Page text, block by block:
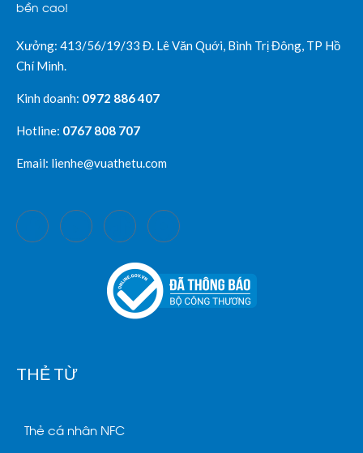
bền cao!
Xưởng: 413/56/19/33 Đ. Lê Văn Quới, Bình Trị Đông, TP Hồ
Chí Minh.
Kinh doanh: 0972 886 407
Hotline: 0767 808 707
Email: lienhe@vuathetu.com
THẺ TỪ
Thẻ cá nhân NFC